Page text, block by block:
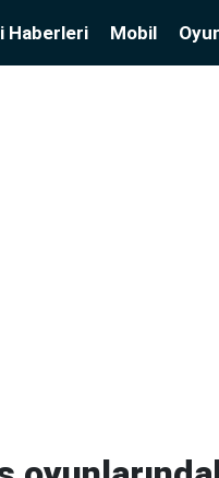
Haberleri Mobil